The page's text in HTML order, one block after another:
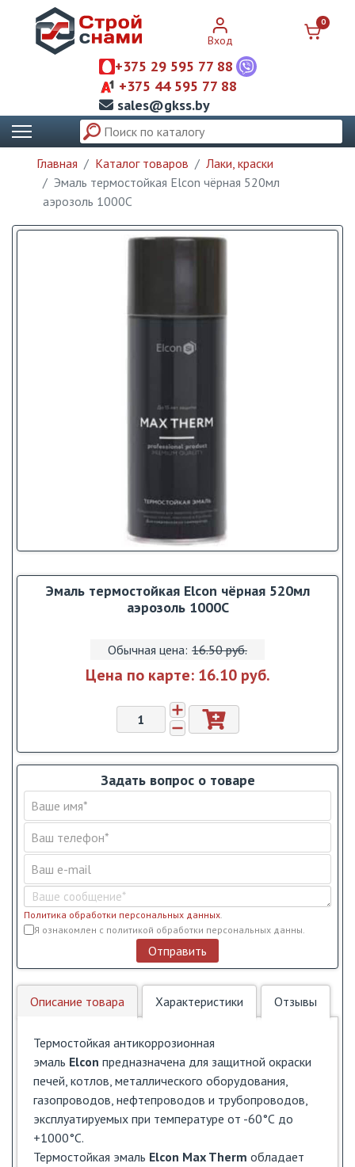
+375 29 595 77 88
+375 44 595 77 88
sales@gkss.by
Вход
0
Главная Каталог товаров
Лаки, краски
Эмаль термостойкая Elcon чёрная 520мл
аэрозоль 1000С
Эмаль термостойкая Elcon чёрная 520мл
аэрозоль 1000С
Обычная цена: 16.50 pуб.
Цена по карте: 16.10 pуб.
Задать вопрос о товаре
Политика обработки персональных данных.
Условия обслуживания*
Я ознакомлен с политикой обработки персональных данны.
Отправить
Описание товара Характеристики Отзывы
Термостойкая антикоррозионная
эмаль Elcon предназначена для защитной окраски
печей, котлов, металлического оборудования,
газопроводов, нефтепроводов и трубопроводов,
эксплуатируемых при температуре от -60°С до
+1000°С.
Термостойкая эмаль Elcon Max Therm обладает